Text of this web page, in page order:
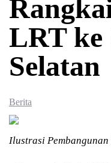
LRT ke
Selatan
Berita
Ilustrasi